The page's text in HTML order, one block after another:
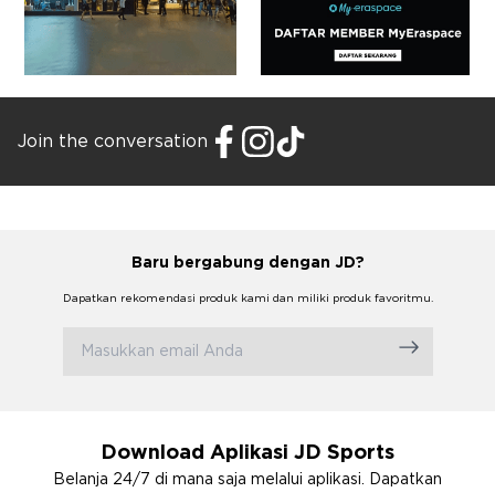
Join the conversation
Baru bergabung dengan JD?
Dapatkan rekomendasi produk kami dan miliki produk favoritmu.
Download Aplikasi JD Sports
Belanja 24/7 di mana saja melalui aplikasi. Dapatkan